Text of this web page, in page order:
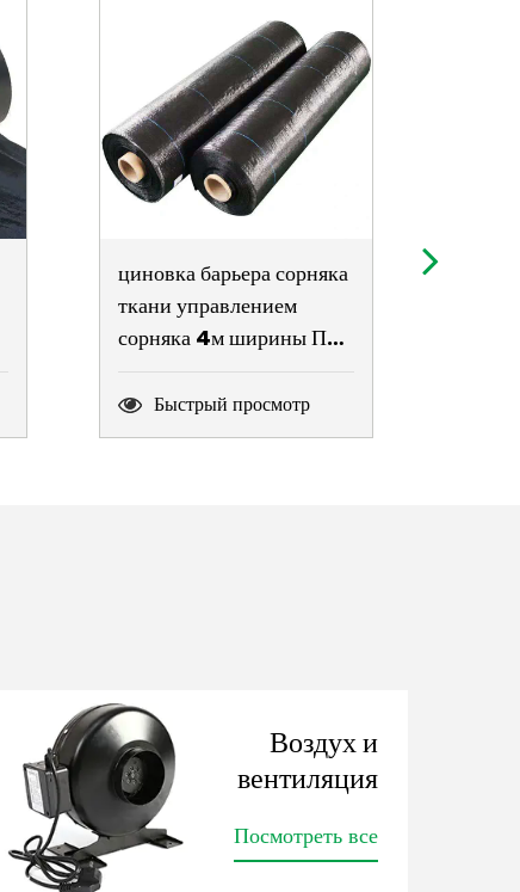
циновка барьера сорняка
ткани управлением
сорняка 4м ширины ПП
покровом для циновки
травы фермы сада анти-
Быстрый просмотр
Воздух и
вентиляция
Посмотреть все